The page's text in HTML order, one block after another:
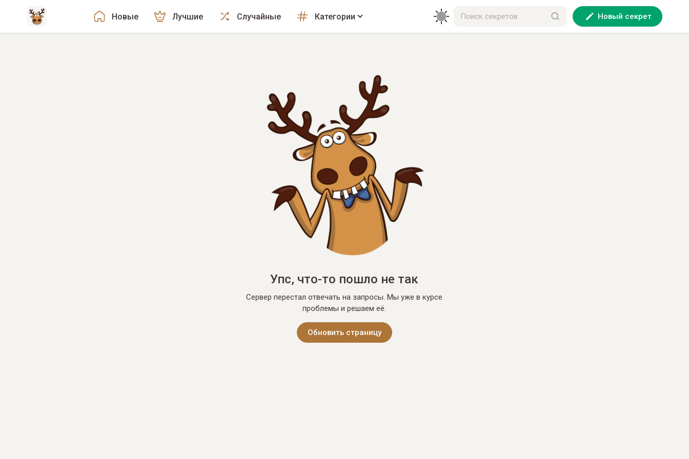
Новые Лучшие Случайные Категории Новый секрет
Упс, что-то пошло не так
Сервер перестал отвечать на запросы. Мы уже в курсе
проблемы и решаем её.
Обновить страницу